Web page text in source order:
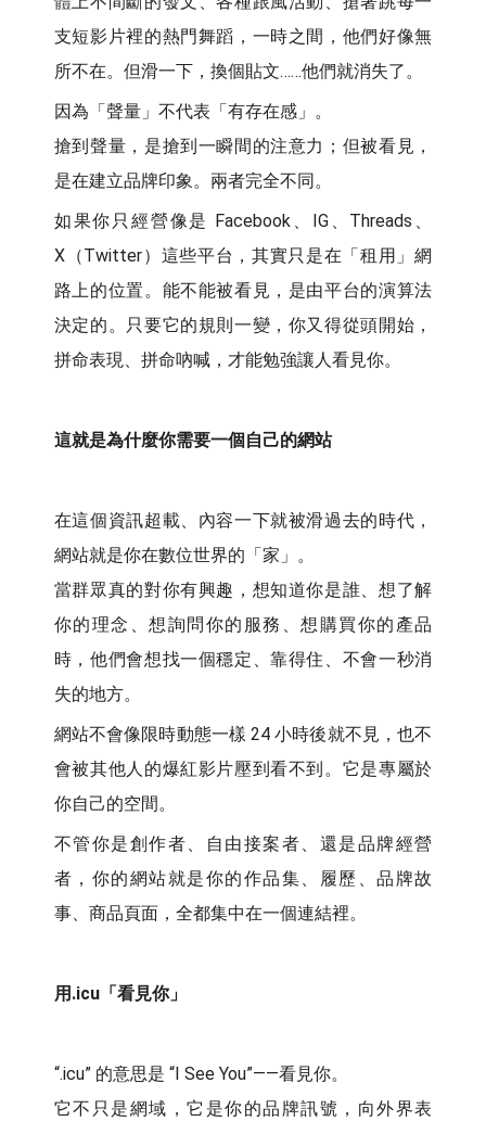
支短影片裡的熱門舞蹈，一時之間，他們好像無
所不在。但滑一下，換個貼文……他們就消失了。
因為「聲量」不代表「有存在感」。
搶到聲量，是搶到一瞬間的注意力；但被看見，
是在建立品牌印象。兩者完全不同。
如果你只經營像是 Facebook、IG、Threads、
X（Twitter）這些平台，其實只是在「租用」網
路上的位置。能不能被看見，是由平台的演算法
決定的。只要它的規則一變，你又得從頭開始，
拼命表現、拼命吶喊，才能勉強讓人看見你。
這就是為什麼你需要一個自己的網站
在這個資訊超載、內容一下就被滑過去的時代，
網站就是你在數位世界的「家」。
當群眾真的對你有興趣，想知道你是誰、想了解
你的理念、想詢問你的服務、想購買你的產品
時，他們會想找一個穩定、靠得住、不會一秒消
失的地方。
網站不會像限時動態一樣 24 小時後就不見，也不
會被其他人的爆紅影片壓到看不到。它是專屬於
你自己的空間。
不管你是創作者、自由接案者、還是品牌經營
者，你的網站就是你的作品集、履歷、品牌故
事、商品頁面，全都集中在一個連結裡。
用.icu「看見你」
“.icu” 的意思是 “I See You”——看見你。
它不只是網域，它是你的品牌訊號，向外界表